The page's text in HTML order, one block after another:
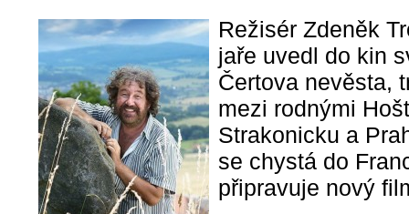
Režisér Zdeněk
jaře uvedl do kin
Čertova nevěsta,
mezi rodnými
Strakonicku a
se chystá do
připravuje nový